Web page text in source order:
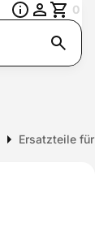
0
Ersatzteile